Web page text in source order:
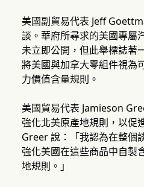
美國副貿易代表 Jeff
談。華府所尋求的美國專屬
未立即公開，但此舉標誌著
將美國與加拿大零組件視為
力價值含量規則。
美國貿易代表 Jamieson
強化北美原產地規則，以促
Greer 說：「我認為在整個
強化美國在這些商品中自製
地規則。」